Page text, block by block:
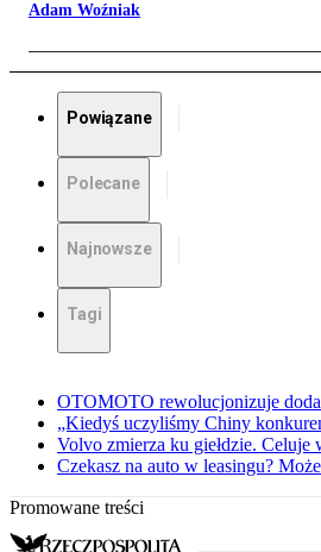
Adam Woźniak
Powiązane
Polecane
Najnowsze
Tagi
OTOMOTO rewolucjonizuje
„Kiedyś uczyliśmy Chiny
Volvo zmierza ku giełdzie.
Czekasz na auto w leasingu?
Promowane treści